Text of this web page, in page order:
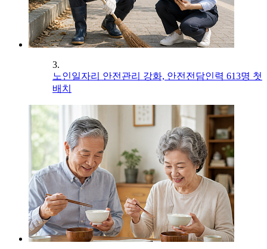
3.
노인일자리 안전관리 강화, 안전전담인력 613명 첫
배치